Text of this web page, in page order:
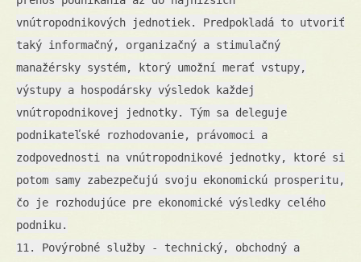
vnútropodnikových jednotiek. Predpokladá to utvoriť
taký informačný, organizačný a stimulačný
manažérsky systém, ktorý umožní merať vstupy,
výstupy a hospodársky výsledok každej
vnútropodnikovej jednotky. Tým sa deleguje
podnikateľské rozhodovanie, právomoci a
zodpovednosti na vnútropodnikové jednotky, ktoré si
potom samy zabezpečujú svoju ekonomickú prosperitu,
čo je rozhodujúce pre ekonomické výsledky celého
podniku.
11. Povýrobné služby - technický, obchodný a